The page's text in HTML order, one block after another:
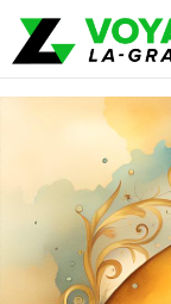
Aller
contenu